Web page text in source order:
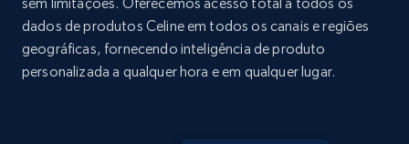
price, and more.
1.9K+ 323+ Comece agora
dados de produtos Celine em todos os canais e regiões
geográficas, fornecendo inteligência de produto
personalizada a qualquer hora e em qualquer lugar.